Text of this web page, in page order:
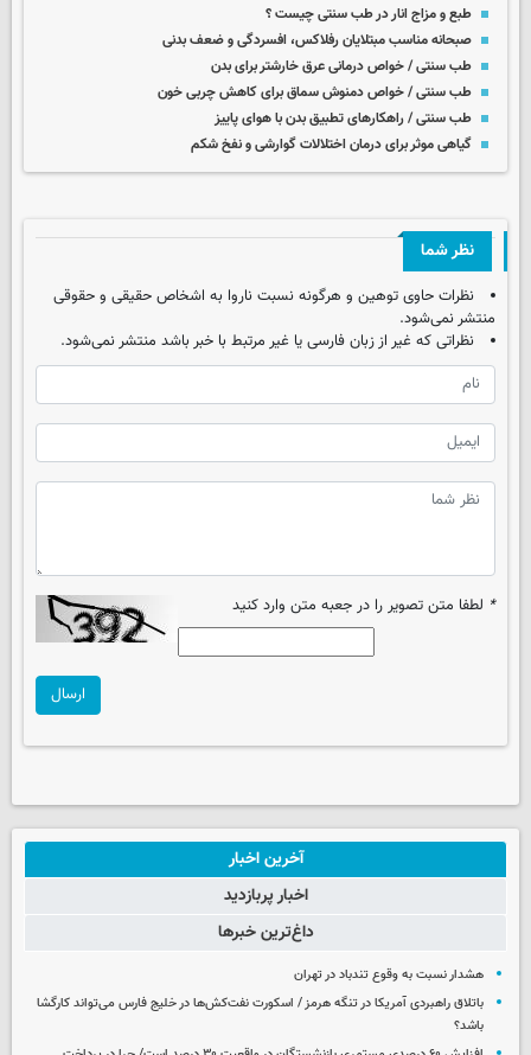
طبع و مزاج انار در طب سنتی چیست ؟
صبحانه مناسب مبتلایان رفلاکس، افسردگی و ضعف بدنی
طب سنتی / خواص درمانی عرق خارشتر برای بدن
طب سنتی / خواص دمنوش سماق برای کاهش چربی خون
طب سنتی / راهکارهای تطبیق بدن با هوای پاییز
گیاهی موثر برای درمان اختلالات گوارشی و نفخ شکم
نظر شما
نظرات حاوی توهین و هرگونه نسبت ناروا به اشخاص حقیقی و حقوقی
منتشر نمی‌شود.
نظراتی که غیر از زبان فارسی یا غیر مرتبط با خبر باشد منتشر نمی‌شود.
* لطفا متن تصویر را در جعبه متن وارد کنید
ارسال
آخرین اخبار
اخبار پربازدید
داغ‌ترین خبرها
هشدار نسبت به وقوع تندباد در تهران
باتلاق راهبردی آمریکا در تنگه هرمز / اسکورت نفت‌کش‌ها در خلیج فارس می‌تواند کارگشا
باشد؟